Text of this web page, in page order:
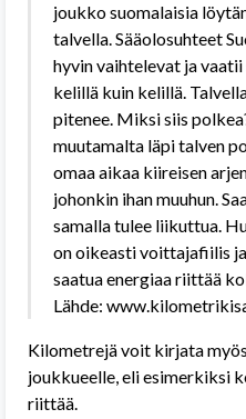
joukko suomalaisia
talvella. Sääolosuhteet
hyvin vaihtelevat ja
kelillä kuin kelillä.
pitenee. Miksi siis
muutamalta läpi talven
omaa aikaa kiireisen
johonkin ihan muuhun.
samalla tulee liikuttua.
on oikeasti voittajafiilis
saatua energiaa riittää
Lähde:
Kilometrejä voit kirjata
joukkueelle, eli esimerkiksi
riittää.